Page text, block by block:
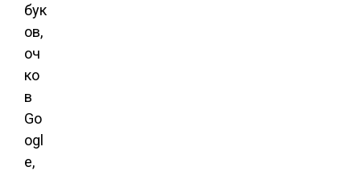
бук
ов,
оч
ко
в
Go
ogl
e,